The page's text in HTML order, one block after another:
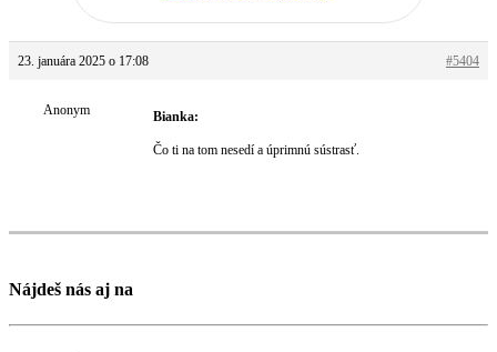
23. januára 2025 o 17:08 #5404
Anonym Bianka:
Čo ti na tom nesedí a úprimnú sústrasť.
Nájdeš nás aj na